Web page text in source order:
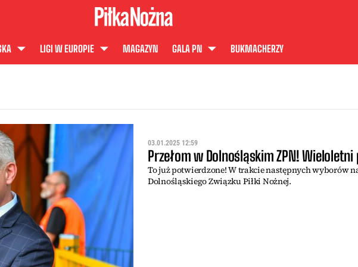
LIGI W EUROPIE MAGAZYN GALA PN BUKMACHERZY
03.01.2025 12:59
Przełom w Dolnośląskim ZPN!
To już potwierdzone! W trakcie następnych wyborów
Dolnośląskiego Związku Piłki Nożnej.